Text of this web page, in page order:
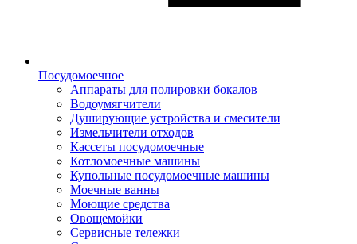
Посудомоечное
Аппараты для полировки бокалов
Водоумягчители
Душирующие устройства и смесители
Измельчители отходов
Кассеты посудомоечные
Котломоечные машины
Купольные посудомоечные машины
Моечные ванны
Моющие средства
Овощемойки
Сервисные тележки